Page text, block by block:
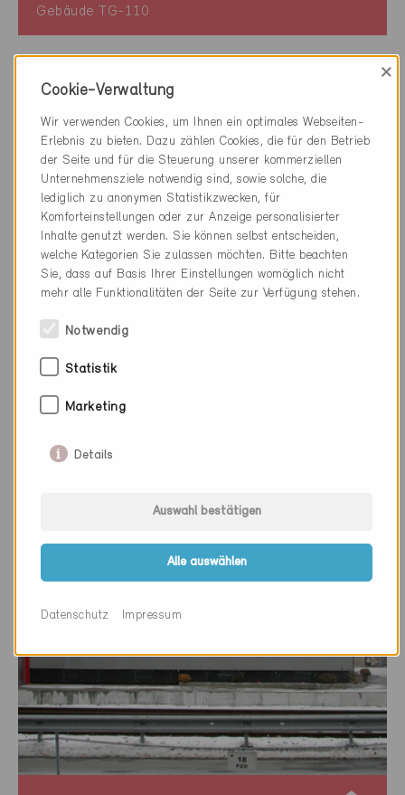
Gebäude TG-110
Minergie
Definitiv
St. Gallen 9000
Gebäude SG-199
Cookie-Verwaltung
×
Wir verwenden Cookies, um Ihnen ein optimales Webseiten-
Erlebnis zu bieten. Dazu zählen Cookies, die für den Betrieb
der Seite und für die Steuerung unserer kommerziellen
Unternehmensziele notwendig sind, sowie solche, die
lediglich zu anonymen Statistikzwecken, für
Komforteinstellungen oder zur Anzeige personalisierter
Inhalte genutzt werden. Sie können selbst entscheiden,
welche Kategorien Sie zulassen möchten. Bitte beachten
Sie, dass auf Basis Ihrer Einstellungen womöglich nicht
mehr alle Funktionalitäten der Seite zur Verfügung stehen.
Notwendig
Statistik
Marketing
Details
Auswahl bestätigen
Alle auswählen
Datenschutz Impressum